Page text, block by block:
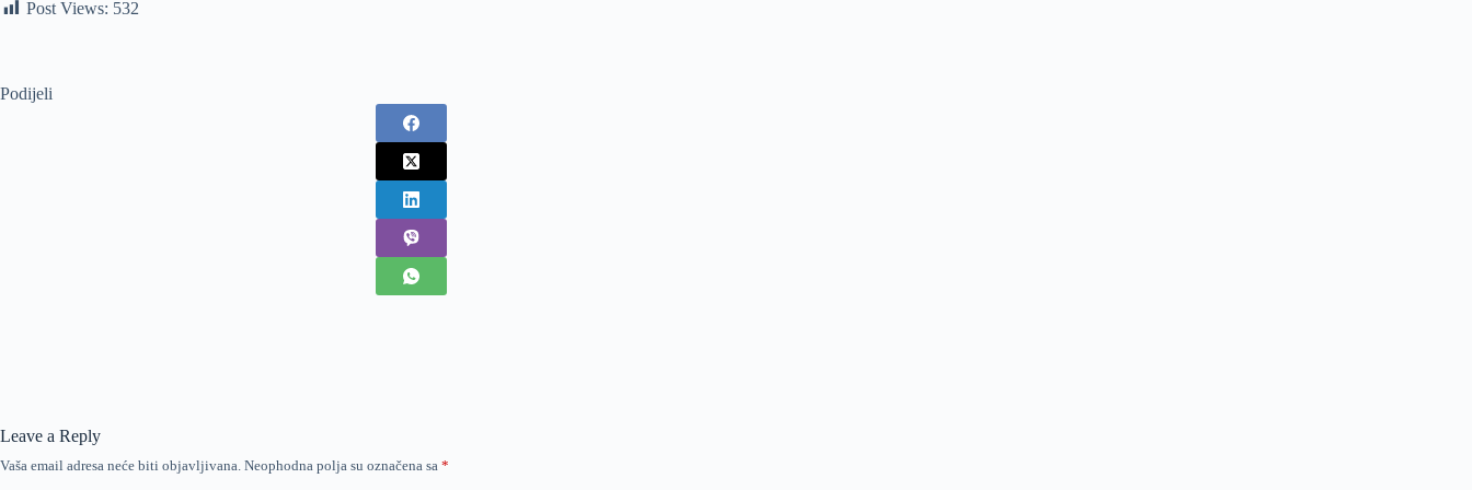
Post Views: 532
Podijeli
Leave a Reply
Vaša email adresa neće biti objavljivana. Neophodna polja su označena sa *